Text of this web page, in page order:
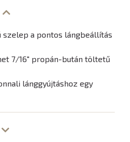
szelep a pontos lángbeállítás
7/16" propán-bután töltetű
lánggyújtáshoz egy